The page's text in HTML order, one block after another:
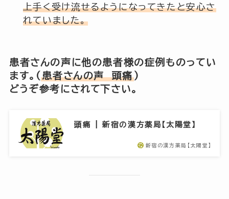
上手く受け流せるようになってきたと安心さ
れていました。
患者さんの声に他の患者様の症例ものってい
ます。(患者さんの声 頭痛)
どうぞ参考にされて下さい。
頭痛 | 新宿の漢方薬局【太陽堂】
新宿の漢方薬局【太陽堂】